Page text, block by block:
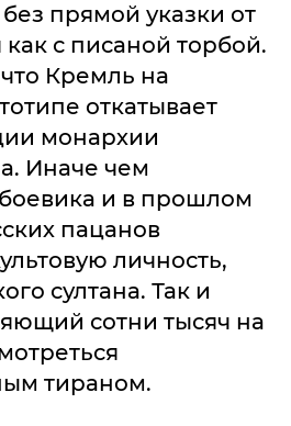
прямой указки от
как с писаной торбой.
Кремль на
откатывает
монархии
Иначе чем
и в прошлом
пацанов
личность,
султана. Так и
сотни тысяч на
тираном.